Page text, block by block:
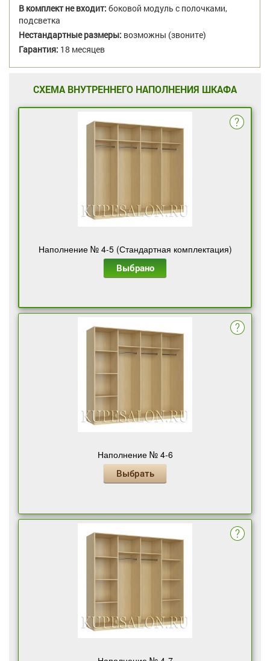
В комплект не входит: боковой модуль с полочками,
подсветка
Нестандартные размеры: возможны (звоните)
Гарантия: 18 месяцев
СХЕМА ВНУТРЕННЕГО НАПОЛНЕНИЯ ШКАФА
Наполнение № 4-5 (Стандартная комплектация)
Выбрано
Наполнение № 4-6
Выбрать